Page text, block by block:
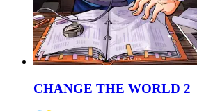
CHANGE THE WORLD 2